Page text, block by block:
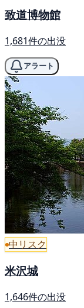
致道博物館
1,681件の出没
アラート
中リスク
米沢城
1,646件の出没